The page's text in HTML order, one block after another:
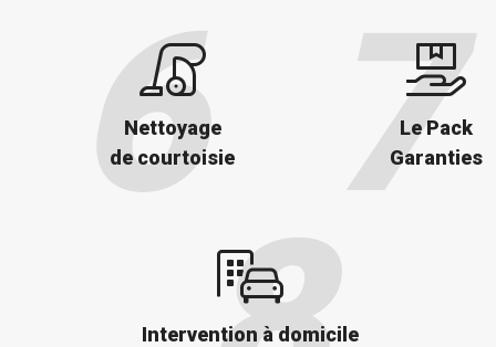
Nettoyage
de courtoisie
Le Pack
Garanties
Intervention à domicile